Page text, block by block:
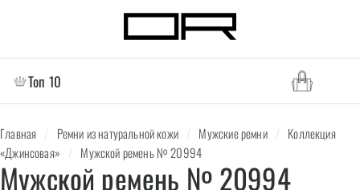
Топ 10
Главная / Ремни из натуральной кожи / Мужские ремни / Коллекция
«Джинсовая» / Мужской ремень № 20994
Мужской ремень № 20994